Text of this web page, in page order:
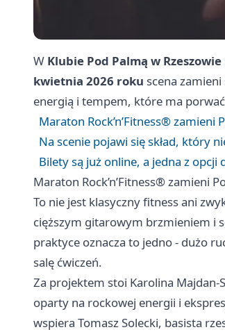
W Klubie Pod Palmą w Rzeszowie
kwietnia 2026 roku scena
energią i tempem, które ma
Maraton Rock’n’Fitness® zamieni
Na scenie pojawi się skład, który
Bilety są już online, a jedna z
Maraton Rock’n’Fitness® zamieni
To nie jest klasyczny fitness ani
cięższym gitarowym brzmieniem i
praktyce oznacza to jedno - dużo
salę ćwiczeń.
Za projektem stoi Karolina Majdan-
oparty na rockowej energii i
wspiera Tomasz Solecki, basista